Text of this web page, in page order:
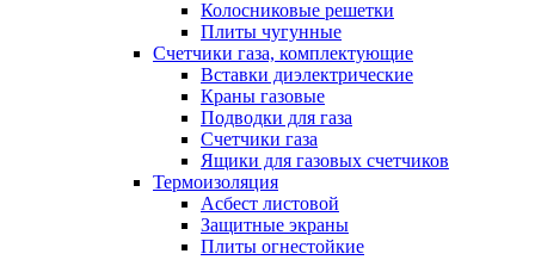
Колосниковые решетки
Плиты чугунные
Счетчики газа, комплектующие
Вставки диэлектрические
Краны газовые
Подводки для газа
Счетчики газа
Ящики для газовых счетчиков
Термоизоляция
Асбест листовой
Защитные экраны
Плиты огнестойкие